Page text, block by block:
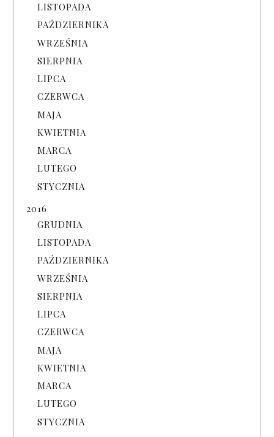
LISTOPADA
PAŹDZIERNIKA
WRZEŚNIA
SIERPNIA
LIPCA
CZERWCA
MAJA
KWIETNIA
MARCA
LUTEGO
STYCZNIA
2016
GRUDNIA
LISTOPADA
PAŹDZIERNIKA
WRZEŚNIA
SIERPNIA
LIPCA
CZERWCA
MAJA
KWIETNIA
MARCA
LUTEGO
STYCZNIA